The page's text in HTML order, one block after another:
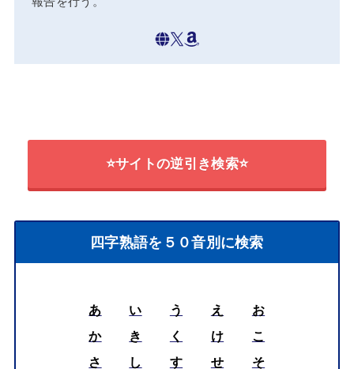
⭐サイトの逆引き検索⭐
四字熟語を５０音別に検索
あ い う え
お
か
き く け
こ
さ
し す せ
そ